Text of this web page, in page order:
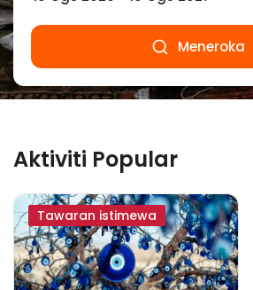
Meneroka
Aktiviti Popular
Tawaran istimewa